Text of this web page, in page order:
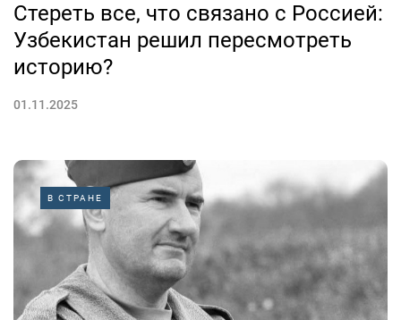
Стереть все, что связано с Россией:
Узбекистан решил пересмотреть
историю?
01.11.2025
В СТРАНЕ